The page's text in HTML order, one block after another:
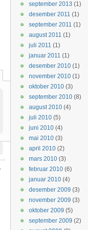
september 2013 (1)
desember 2011 (1)
september 2011 (1)
august 2011 (1)
juli 2011 (1)
januar 2011 (1)
desember 2010 (1)
november 2010 (1)
oktober 2010 (3)
september 2010 (8)
august 2010 (4)
juli 2010 (5)
juni 2010 (4)
mai 2010 (3)
april 2010 (2)
mars 2010 (3)
februar 2010 (6)
januar 2010 (4)
desember 2009 (3)
november 2009 (3)
oktober 2009 (5)
september 2009 (2)